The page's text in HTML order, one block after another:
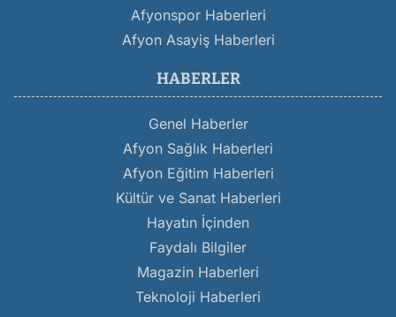
Afyonspor Haberleri
Afyon Asayiş Haberleri
HABERLER
Genel Haberler
Afyon Sağlık Haberleri
Afyon Eğitim Haberleri
Kültür ve Sanat Haberleri
Hayatın İçinden
Faydalı Bilgiler
Magazin Haberleri
Teknoloji Haberleri